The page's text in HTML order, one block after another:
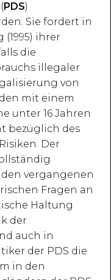
PDS)
Sie fordert in
ihrer
die
illegaler
von
mit einem
unter 16 Jahren
bezüglich des
Der
vergangenen
Fragen an
Haltung
der
auch in
der PDS die
in den